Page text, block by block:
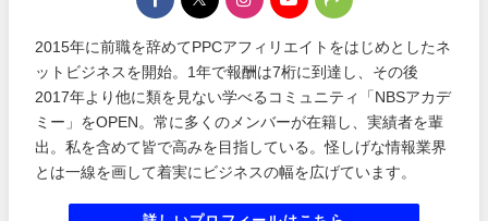
2015年に前職を辞めてPPCアフィリエイトをはじめとしたネ
ットビジネスを開始。1年で報酬は7桁に到達し、その後
2017年より他に類を見ない学べるコミュニティ「NBSアカデ
ミー」をOPEN。常に多くのメンバーが在籍し、実績者を輩
出。私を含めて皆で高みを目指している。怪しげな情報業界
とは一線を画して着実にビジネスの幅を広げています。